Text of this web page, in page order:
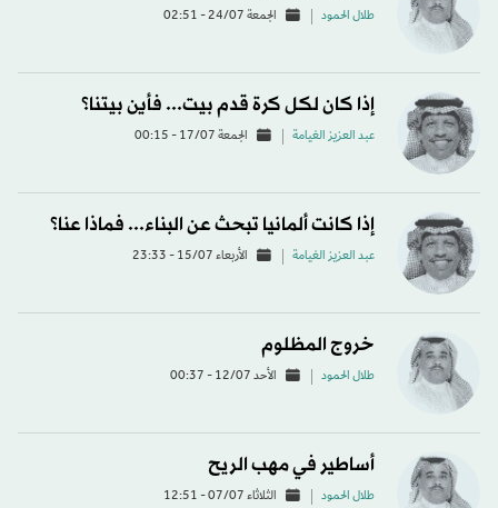
طلال الحمود الجمعة 24/07 - 02:51
إذا كان لكل كرة قدم بيت... فأين بيتنا؟
عبد العزيز الغيامة الجمعة 17/07 - 00:15
إذا كانت ألمانيا تبحث عن البناء... فماذا عنا؟
عبد العزيز الغيامة الأربعاء 15/07 - 23:33
خروج المظلوم
طلال الحمود الأحد 12/07 - 00:37
أساطير في مهب الريح
طلال الحمود الثلاثاء 07/07 - 12:51